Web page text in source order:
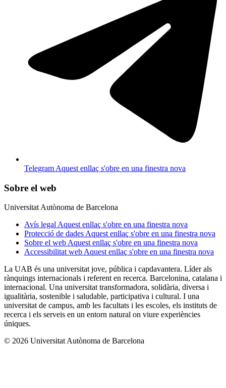
Telegram Aquest enllaç s'obre en una finestra nova
Sobre el web
Universitat Autònoma de Barcelona
Avís legalAquest enllaç s'obre en una finestra nova
Protecció de dadesAquest enllaç s'obre en una finestra nova
Sobre el webAquest enllaç s'obre en una finestra nova
Accessibilitat webAquest enllaç s'obre en una finestra nova
La UAB és una universitat jove, pública i capdavantera. Líder als
rànquings internacionals i referent en recerca. Barcelonina, catalana i
internacional. Una universitat transformadora, solidària, diversa i
igualitària, sostenible i saludable, participativa i cultural. I una
universitat de campus, amb les facultats i les escoles, els instituts de
recerca i els serveis en un entorn natural on viure experiències
úniques.
© 2026 Universitat Autònoma de Barcelona